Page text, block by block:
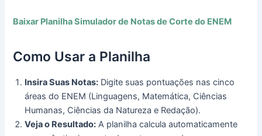
Baixar Planilha Simulador de Notas de Corte do ENEM
Como Usar a Planilha
Insira Suas Notas: Digite suas pontuações nas cinco
áreas do ENEM (Linguagens, Matemática, Ciências
Humanas, Ciências da Natureza e Redação).
Veja o Resultado: A planilha calcula automaticamente